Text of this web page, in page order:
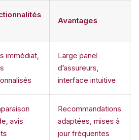
Avantages
immédiat,
Large panel
d’assureurs,
interface intuitive
avis
Recommandations
adaptées, mises à
jour fréquentes